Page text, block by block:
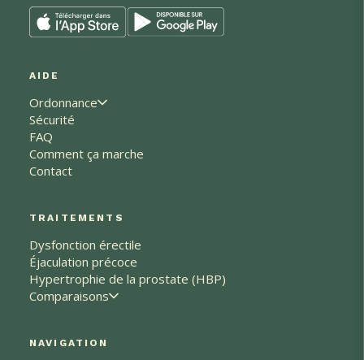
AIDE
Ordonnance
Sécurité
FAQ
Comment ça marche
Contact
TRAITEMENTS
Dysfonction érectile
Éjaculation précoce
Hypertrophie de la prostate (HBP)
Comparaisons
NAVIGATION